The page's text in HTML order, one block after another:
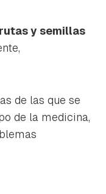
y semillas
de las que se
de la medicina,